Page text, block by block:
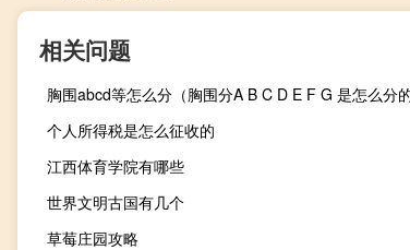
相关问题
胸围abcd等怎么分（胸围分A B C D E F G 是怎么分的
个人所得税是怎么征收的
江西体育学院有哪些
世界文明古国有几个
草莓庄园攻略